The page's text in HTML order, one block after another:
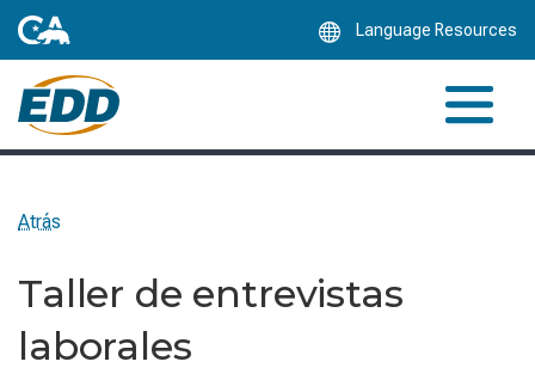
Language Resources
Atrás
Taller de entrevistas
laborales